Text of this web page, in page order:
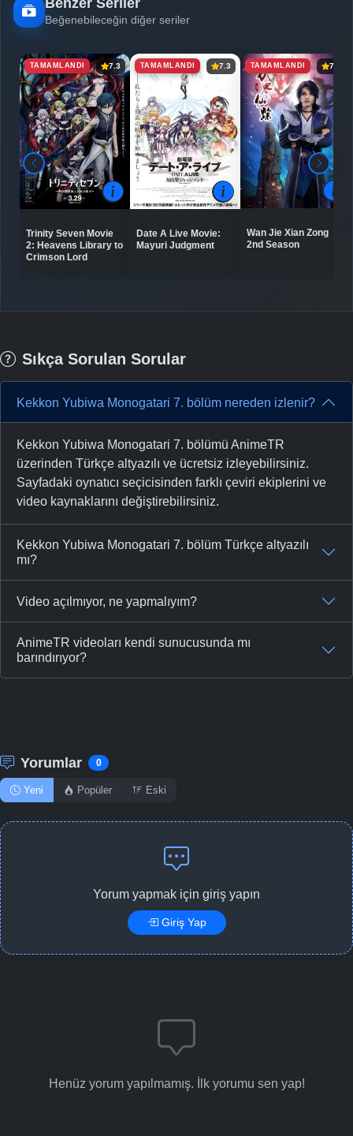
Beğenebileceğin diğer seriler
TAMAMLANDI 7.3
Trinity Seven Movie
2: Heavens Library to
Crimson Lord
TAMAMLANDI 7.3
Date A Live Movie:
Mayuri Judgment
TAMAMLANDI 7.2
Wan Jie Xian Zong
2nd Season
Sıkça Sorulan Sorular
Kekkon Yubiwa Monogatari 7. bölüm nereden izlenir?
Kekkon Yubiwa Monogatari 7. bölümü AnimeTR
üzerinden Türkçe altyazılı ve ücretsiz izleyebilirsiniz.
Sayfadaki oynatıcı seçicisinden farklı çeviri ekiplerini ve
video kaynaklarını değiştirebilirsiniz.
Kekkon Yubiwa Monogatari 7. bölüm Türkçe altyazılı
mı?
Video açılmıyor, ne yapmalıyım?
AnimeTR videoları kendi sunucusunda mı
barındırıyor?
Yorumlar 0
Yeni Popüler Eski
Yorum yapmak için giriş yapın
Giriş Yap
Henüz yorum yapılmamış. İlk yorumu sen yap!